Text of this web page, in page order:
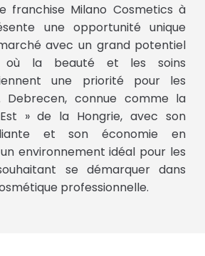
franchise Milano Cosmetics à
une opportunité unique
avec un grand potentiel
où la beauté et les soins
une priorité pour les
Debrecen, connue comme la
» de la Hongrie, avec son
et son économie en
environnement idéal pour les
se démarquer dans
professionnelle.